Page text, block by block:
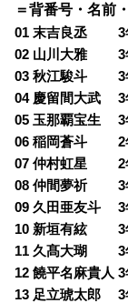
＝背番号・名前
01 末吉良丞 3年
02 山川大雅 3年
03 秋江駿斗 3年
04 慶留間大武 3
05 玉那覇宝生 3
06 稲岡蒼斗 2年
07 仲村虹星 2年
08 仲間夢祈 3年
09 久田亜友斗 3
10 新垣有絃 3年
11 久髙大瑚 3年
12 饒平名麻貴人
13 足立琥太郎 3